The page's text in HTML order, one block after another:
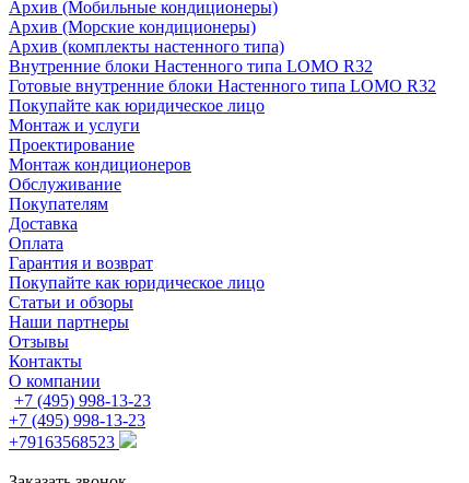
Архив (Мобильные кондиционеры)
Архив (Морские кондиционеры)
Архив (комплекты настенного типа)
Внутренние блоки Настенного типа LOMO R32
Готовые внутренние блоки Настенного типа LOMO R32
Покупайте как юридическое лицо
Монтаж и услуги
Проектирование
Монтаж кондиционеров
Обслуживание
Покупателям
Доставка
Оплата
Гарантия и возврат
Покупайте как юридическое лицо
Статьи и обзоры
Наши партнеры
Отзывы
Контакты
О компании
+7 (495) 998-13-23
+7 (495) 998-13-23
+79163568523